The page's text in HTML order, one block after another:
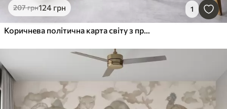
207грн124 грн 1
Коричнева політична карта світу з прапорами на українській мові